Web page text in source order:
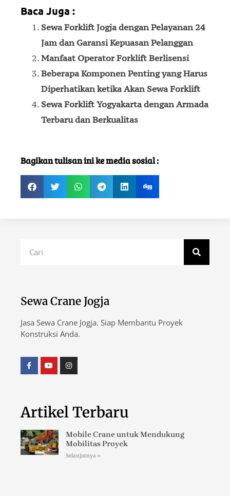
Baca Juga :
Sewa Forklift Jogja dengan Pelayanan 24
Jam dan Garansi Kepuasan Pelanggan
Manfaat Operator Forklift Berlisensi
Beberapa Komponen Penting yang Harus
Diperhatikan ketika Akan Sewa Forklift
Sewa Forklift Yogyakarta dengan Armada
Terbaru dan Berkualitas
Bagikan tulisan ini ke media sosial :
Sewa Crane Jogja
Jasa Sewa Crane Jogja. Siap Membantu Proyek
Konstruksi Anda.
Artikel Terbaru
Mobile Crane untuk Mendukung
Mobilitas Proyek
Selanjutnya »